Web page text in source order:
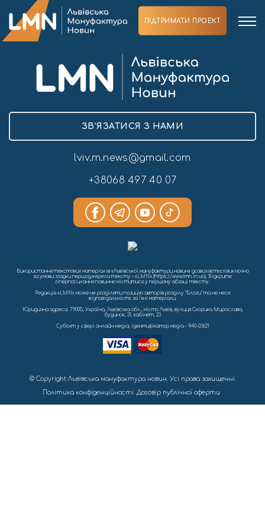
ПІДТРИМАТИ ПРОЕКТ
ЗВ’ЯЗАТИСЯ З НАМИ
lviv.m.news@gmail.com
+38068 497 40 07
Використання текстових матеріалів «Львівської мануфактури новин» дозволяється виключно
за умови згадки першоджерела тексту – «LMN» (https://www.lmn.in.ua). Відкрите
гіперпосилання повинне міститися у першому абзаці тексту.
Редакція «LMN» може не розділяти позицію авторів розділу “Блоги” та не несе
відповідальність за їхні матеріали.
Юридична адреса: 79005, Україна, Львівська обл., місто Львів, вулиця Скорика Мирослава,
будинок, 31, кабінет, 23
Cуб'єкт у сфері онлайн-медіа; ідентифікатор медіа - R40-03621
© Copyright Львівська мануфактура новин. Усі права захищенні.
Політика конфіденційності Договір публічної оферти